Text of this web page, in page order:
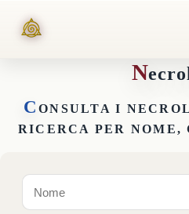
N
C ONSULTA I
RICERCA PER NOME,